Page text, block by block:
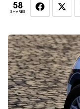
58
SHARES